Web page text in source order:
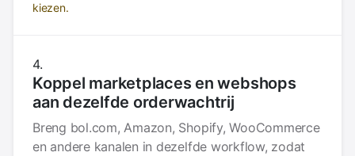
kiezen.
Koppel marketplaces en webshops
aan dezelfde orderwachtrij
Breng bol.com, Amazon, Shopify, WooCommerce
en andere kanalen in dezelfde workflow, zodat